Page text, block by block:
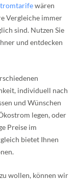
wären
Vergleiche immer
sind. Nutzen Sie
und entdecken
individuell nach
und Wünschen
legen, oder
Preise im
bietet Ihnen
wollen, können wir